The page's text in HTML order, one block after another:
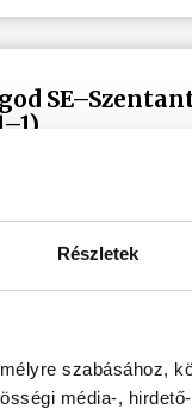
Részletek
szabásához,
média-,